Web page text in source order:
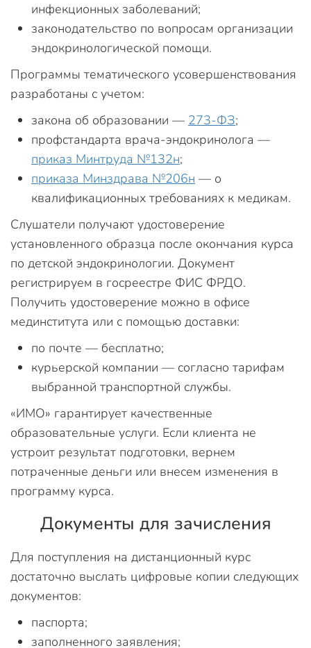
инфекционных заболеваний;
законодательство по вопросам организации
эндокринологической помощи.
Программы тематического усовершенствования
разработаны с учетом:
закона об образовании — 273-ФЗ;
профстандарта врача-эндокринолога —
приказ Минтруда №132н;
приказа Минздрава №206н — о
квалификационных требованиях к медикам.
Слушатели получают удостоверение
установленного образца после окончания курса
по детской эндокринологии. Документ
регистрируем в госреестре ФИС ФРДО.
Получить удостоверение можно в офисе
мединститута или с помощью доставки:
по почте — бесплатно;
курьерской компании — согласно тарифам
выбранной транспортной службы.
«ИМО» гарантирует качественные
образовательные услуги. Если клиента не
устроит результат подготовки, вернем
потраченные деньги или внесем изменения в
программу курса.
Документы для зачисления
Для поступления на дистанционный курс
достаточно выслать цифровые копии следующих
документов:
паспорта;
заполненного заявления;